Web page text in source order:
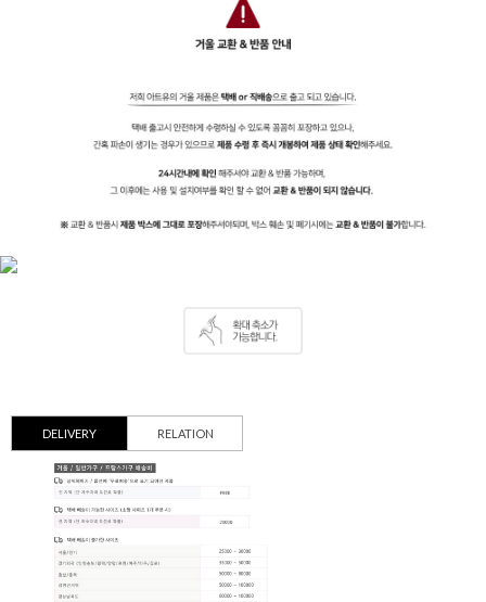
DELIVERY RELATION